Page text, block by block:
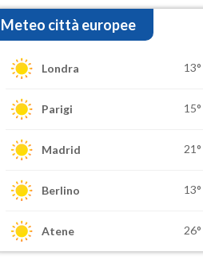
Meteo città europee
Londra 13°
Parigi 15°
Madrid 21°
Berlino 13°
Atene 26°